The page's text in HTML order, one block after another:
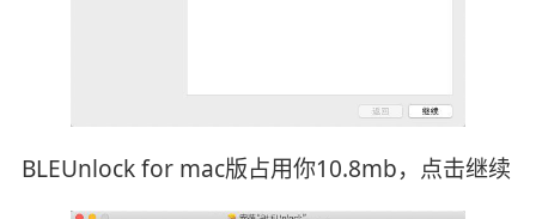
BLEUnlock for mac版占用你10.8mb，点击继续